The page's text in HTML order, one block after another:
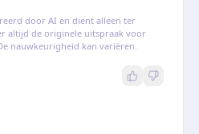
door AI en dient alleen ter
altijd de originele uitspraak voor
nauwkeurigheid kan variëren.